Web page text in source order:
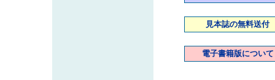
見本誌の無料送付
電子書籍版について